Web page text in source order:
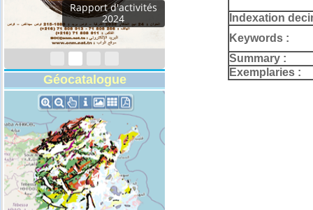
Rapport d'activités
2024
Géocatalogue
Indexation
Keywords :
Summary :
Exemplaries :